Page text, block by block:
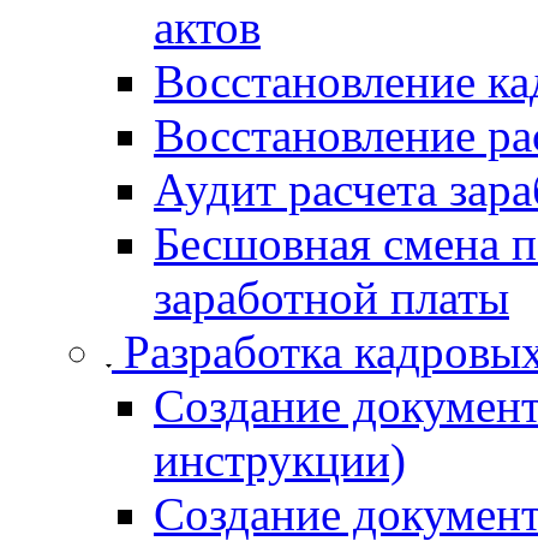
актов
Восстановление
Восстановление
Аудит расчета
Бесшовная смена
заработной платы
Разработка
Создание
инструкции)
Создание